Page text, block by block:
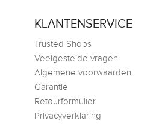
KLANTENSERVICE
Trusted Shops
Veelgestelde vragen
Algemene voorwaarden
Garantie
Retourformulier
Privacyverklaring